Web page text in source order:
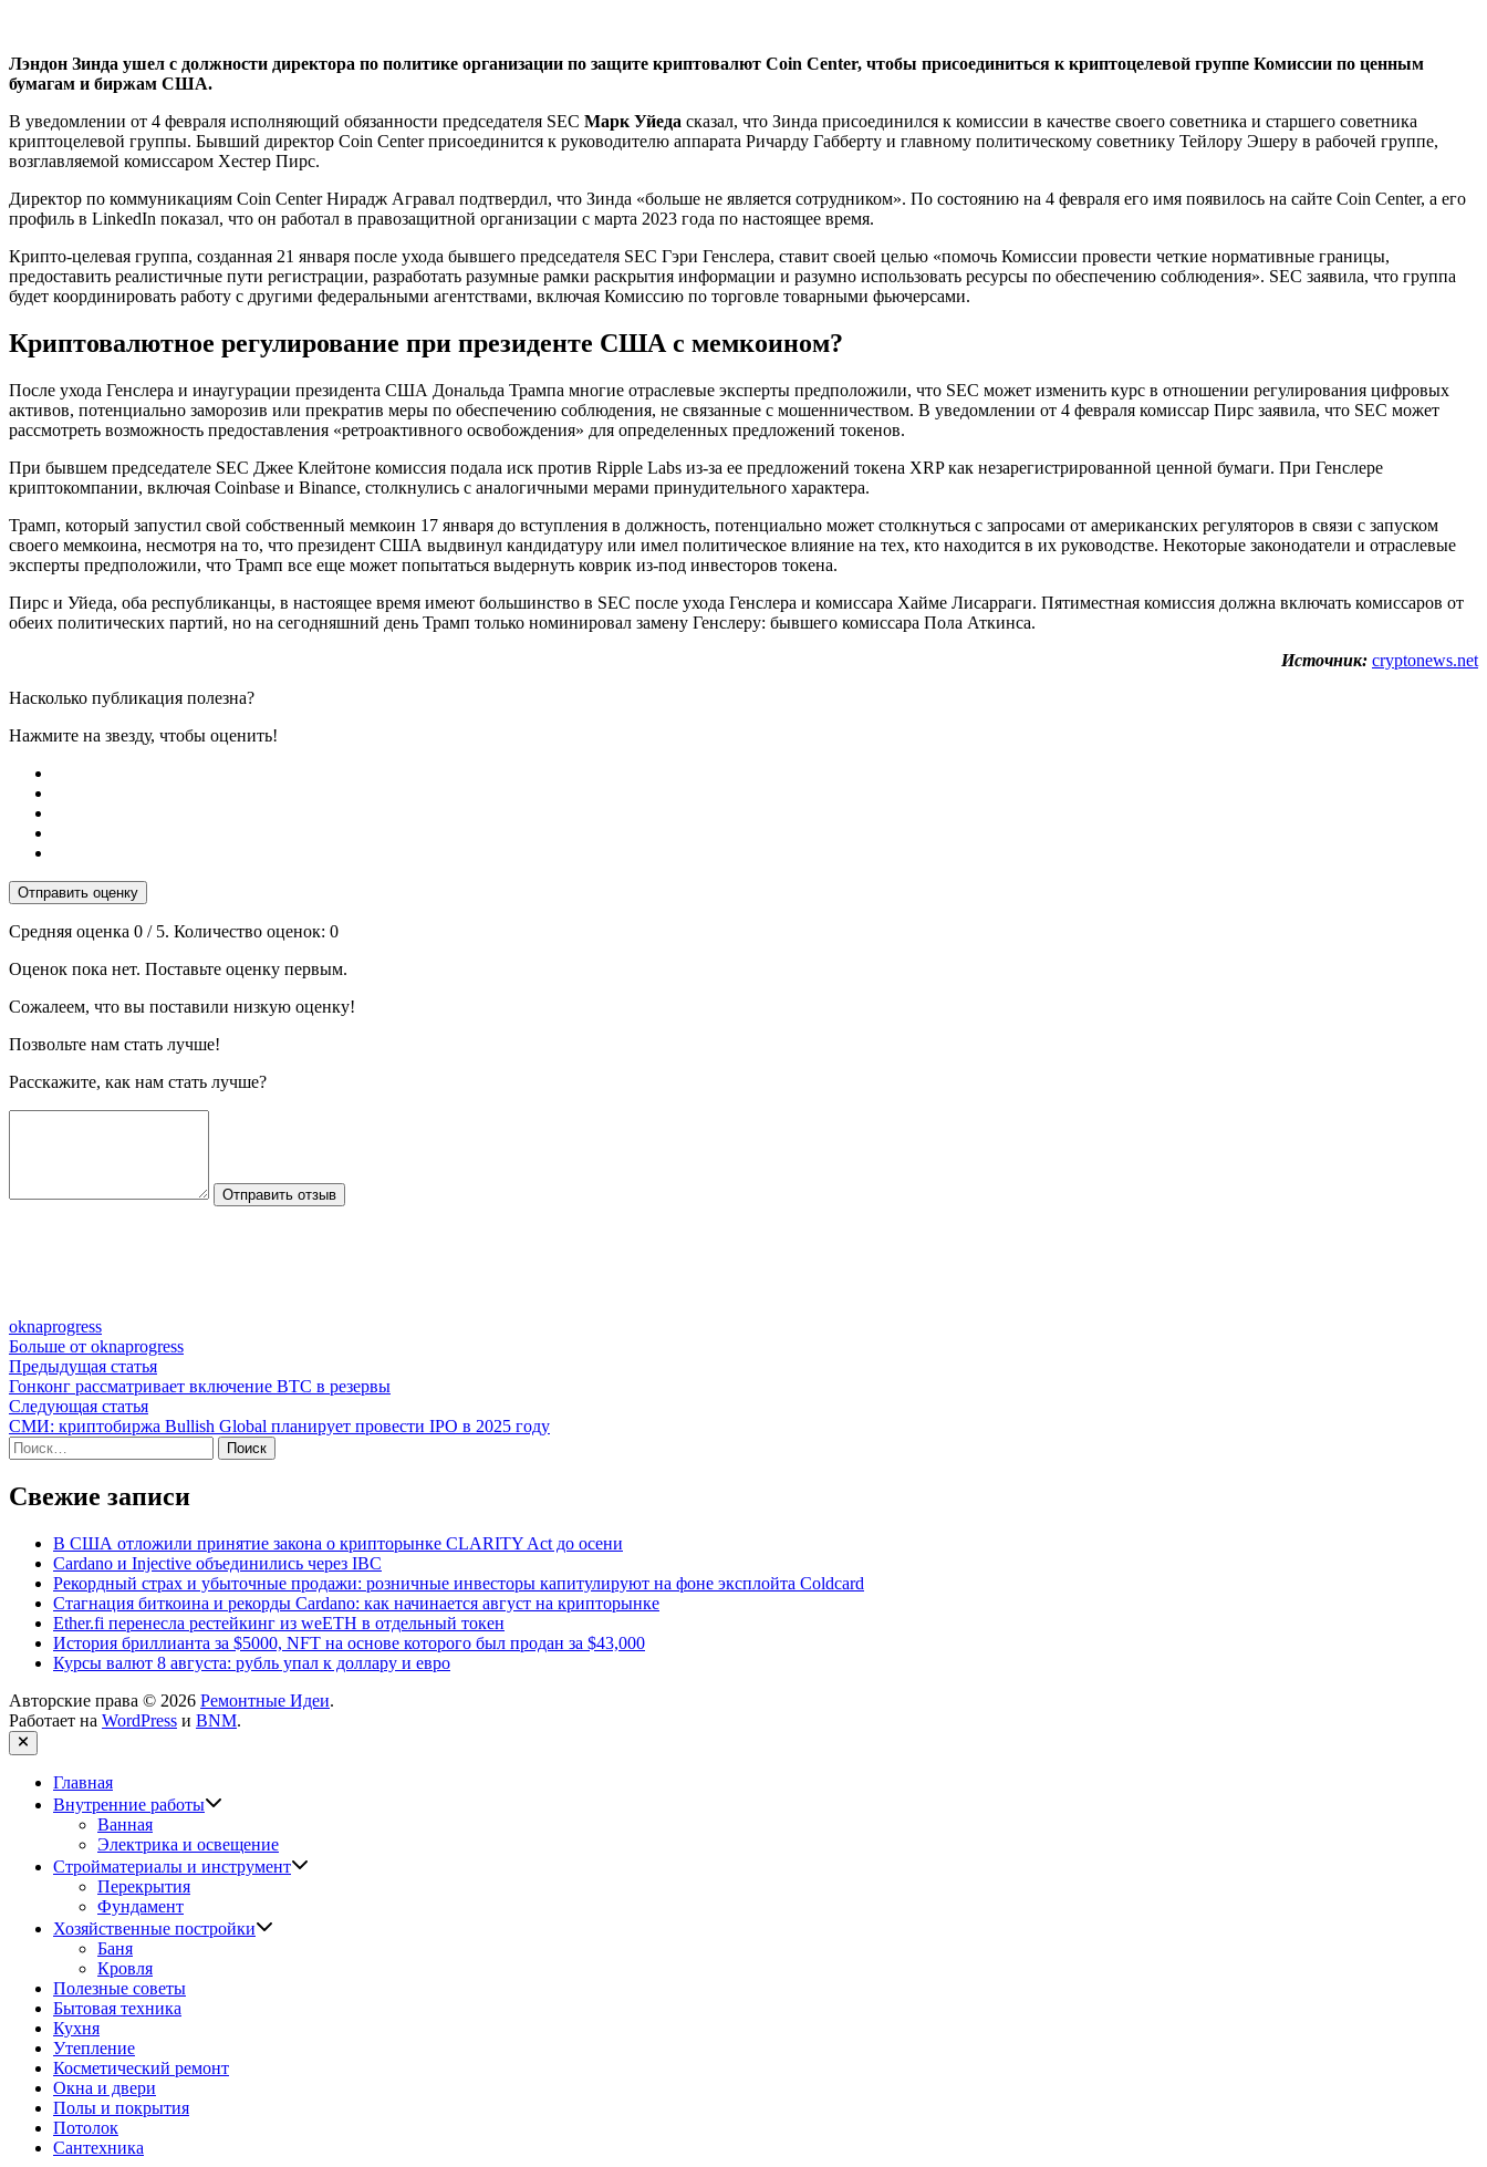
Лэндон Зинда ушел с должности директора по политике организации по защите криптовалют Coin Center, чтобы присоединиться к криптоцелевой группе Комиссии по ценным
бумагам и биржам США.
В уведомлении от 4 февраля исполняющий обязанности председателя SEC Марк Уйеда сказал, что Зинда присоединился к комиссии в качестве своего советника и старшего советника
криптоцелевой группы. Бывший директор Coin Center присоединится к руководителю аппарата Ричарду Габберту и главному политическому советнику Тейлору Эшеру в рабочей группе,
возглавляемой комиссаром Хестер Пирс.
Директор по коммуникациям Coin Center Нирадж Агравал подтвердил, что Зинда «больше не является сотрудником». По состоянию на 4 февраля его имя появилось на сайте Coin Center, а его
профиль в LinkedIn показал, что он работал в правозащитной организации с марта 2023 года по настоящее время.
Крипто-целевая группа, созданная 21 января после ухода бывшего председателя SEC Гэри Генслера, ставит своей целью «помочь Комиссии провести четкие нормативные границы,
предоставить реалистичные пути регистрации, разработать разумные рамки раскрытия информации и разумно использовать ресурсы по обеспечению соблюдения». SEC заявила, что группа
будет координировать работу с другими федеральными агентствами, включая Комиссию по торговле товарными фьючерсами.
Криптовалютное регулирование при президенте США с мемкоином?
После ухода Генслера и инаугурации президента США Дональда Трампа многие отраслевые эксперты предположили, что SEC может изменить курс в отношении регулирования цифровых
активов, потенциально заморозив или прекратив меры по обеспечению соблюдения, не связанные с мошенничеством. В уведомлении от 4 февраля комиссар Пирс заявила, что SEC может
рассмотреть возможность предоставления «ретроактивного освобождения» для определенных предложений токенов.
При бывшем председателе SEC Джее Клейтоне комиссия подала иск против Ripple Labs из-за ее предложений токена XRP как незарегистрированной ценной бумаги. При Генслере
криптокомпании, включая Coinbase и Binance, столкнулись с аналогичными мерами принудительного характера.
Трамп, который запустил свой собственный мемкоин 17 января до вступления в должность, потенциально может столкнуться с запросами от американских регуляторов в связи с запуском
своего мемкоина, несмотря на то, что президент США выдвинул кандидатуру или имел политическое влияние на тех, кто находится в их руководстве. Некоторые законодатели и отраслевые
эксперты предположили, что Трамп все еще может попытаться выдернуть коврик из-под инвесторов токена.
Пирс и Уйеда, оба республиканцы, в настоящее время имеют большинство в SEC после ухода Генслера и комиссара Хайме Лисарраги. Пятиместная комиссия должна включать комиссаров от
обеих политических партий, но на сегодняшний день Трамп только номинировал замену Генслеру: бывшего комиссара Пола Аткинса.
Источник: cryptonews.net
Насколько публикация полезна?
Нажмите на звезду, чтобы оценить!
Отправить оценку
Средняя оценка 0 / 5. Количество оценок: 0
Оценок пока нет. Поставьте оценку первым.
Сожалеем, что вы поставили низкую оценку!
Позвольте нам стать лучше!
Расскажите, как нам стать лучше?
Отправить отзыв
oknaprogress
Больше от oknaprogress
Навигация
по
записям
Предыдущая статьяПредыдущая
статья:
Гонконг рассматривает включение BTC в резервы
Следующая статьяСледующая
статья:
СМИ: криптобиржа Bullish Global планирует провести IPO в 2025 году
Найти:
Свежие записи
В США отложили принятие закона о крипторынке CLARITY Act до осени
Cardano и Injective объединились через IBC
Рекордный страх и убыточные продажи: розничные инвесторы капитулируют на фоне эксплойта Coldcard
Стагнация биткоина и рекорды Cardano: как начинается август на крипторынке
Ether.fi перенесла рестейкинг из weETH в отдельный токен
История бриллианта за $5000, NFT на основе которого был продан за $43,000
Курсы валют 8 августа: рубль упал к доллару и евро
Авторские права © 2026 Ремонтные Идеи.
Работает на WordPress и BNM.
Закрыть
Главная
Внутренние работы
Ванная
Электрика и освещение
Стройматериалы и инструмент
Перекрытия
Фундамент
Хозяйственные постройки
Баня
Кровля
Полезные советы
Бытовая техника
Кухня
Утепление
Косметический ремонт
Окна и двери
Полы и покрытия
Потолок
Сантехника